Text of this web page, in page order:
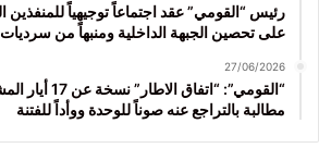
رئيس “القومي” عقد اجتماعاً توجيهياً للمنفذين
على تحصين الجبهة الداخلية ومنبهاً من سرديات
27/06/2026
“القومي”:
مطالبة بالتراجع عنه صوناً للوحدة ووأداً للفتنة